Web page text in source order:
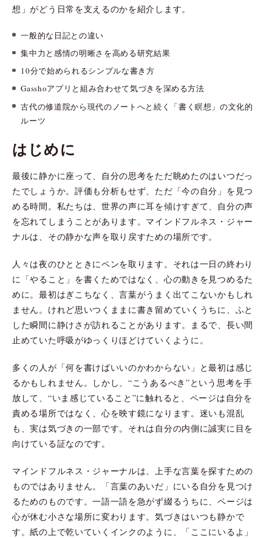
想」がどう日常を支えるのかを紹介します。
一般的な日記との違い
集中力と感情の明晰さを高める研究結果
10分で始められるシンプルな書き方
Gasshoアプリと組み合わせて気づきを深める方法
古代の修道院から現代のノートへと続く「書く瞑想」の文化的
ルーツ
はじめに
最後に静かに座って、自分の思考をただ眺めたのはいつだっ
たでしょうか。評価も分析もせず、ただ「今の自分」を見つ
める時間。私たちは、世界の声に耳を傾けすぎて、自分の声
を忘れてしまうことがあります。マインドフルネス・ジャー
ナルは、その静かな声を取り戻すための場所です。
人々は夜のひとときにペンを取ります。それは一日の終わり
に「やること」を書くためではなく、心の動きを見つめるた
めに。最初はぎこちなく、言葉がうまく出てこないかもしれ
ません。けれど思いつくままに書き留めていくうちに、ふと
した瞬間に静けさが訪れることがあります。まるで、長い間
止めていた呼吸がゆっくりほどけていくように。
多くの人が「何を書けばいいのかわからない」と最初は感じ
るかもしれません。しかし、“こうあるべき”という思考を手
放して、“いま感じていること”に触れると、ページは自分を
責める場所ではなく、心を映す鏡になります。迷いも混乱
も、実は気づきの一部です。それは自分の内側に誠実に目を
向けている証なのです。
マインドフルネス・ジャーナルは、上手な言葉を探すための
ものではありません。「言葉のあいだ」にいる自分を見つけ
るためのものです。一語一語を急がず綴るうちに、ページは
心が休む小さな場所に変わります。気づきはいつも静かで
す。紙の上で乾いていくインクのように、「ここにいるよ」